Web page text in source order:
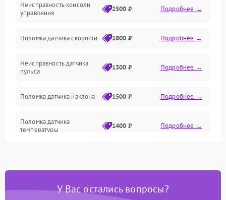
Механические повреждения
Неисправность консоли
управления
2500 ₽ Подробнее →
Поломка датчика скорости 1800 ₽ Подробнее →
Неисправность датчика
пульса
1300 ₽ Подробнее →
Поломка датчика наклона 1500 ₽ Подробнее →
Поломка датчика
температуры
1400 ₽ Подробнее →
Поломка датчика наклона
1500 ₽ Подробнее →
У Вас остались вопросы?